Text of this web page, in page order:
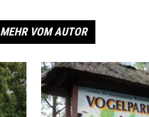
MEHR VOM AUTOR